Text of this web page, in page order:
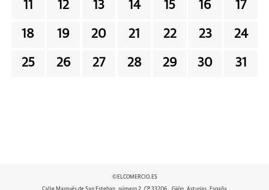
11 12 13 14 15 16 17
18 19 20 21 22 23 24
25 26 27 28 29 30 31
©ELCOMERCIO.ES